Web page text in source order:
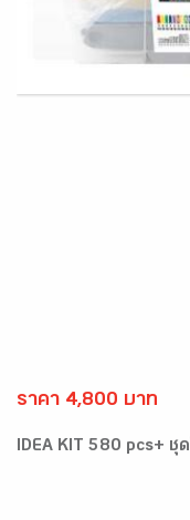
ราคา 4,800 บาท
IDEA KIT 580 pcs+ ชุ